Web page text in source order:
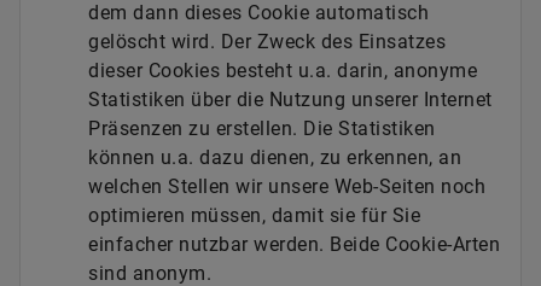
dem dann dieses Cookie automatisch
gelöscht wird. Der Zweck des Einsatzes
dieser Cookies besteht u.a. darin, anonyme
Statistiken über die Nutzung unserer Internet
Präsenzen zu erstellen. Die Statistiken
können u.a. dazu dienen, zu erkennen, an
welchen Stellen wir unsere Web-Seiten noch
optimieren müssen, damit sie für Sie
einfacher nutzbar werden. Beide Cookie-Arten
sind anonym.